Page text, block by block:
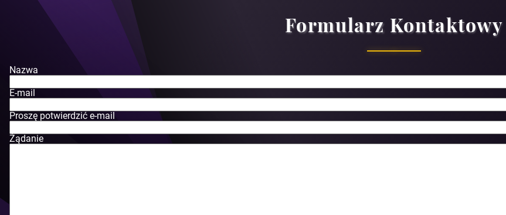
Formularz Kontaktowy
Nazwa
E-mail
Proszę potwierdzić e-mail
Żądanie